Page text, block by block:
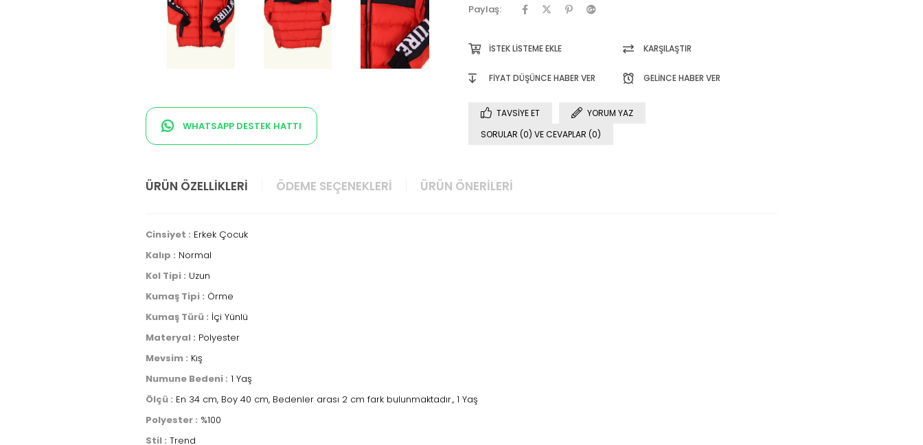
WHATSAPP DESTEK HATTI
Paylaş:
İSTEK LISTEME EKLE KARŞILAŞTIR
FIYAT DÜŞÜNCE HABER VER GELINCE HABER VER
TAVSIYE ET
YORUM YAZ
SORULAR (0) VE CEVAPLAR (0)
ÜRÜN ÖZELLIKLERI ÖDEME SEÇENEKLERI ÜRÜN ÖNERILERI
Cinsiyet : Erkek Çocuk
Kalıp : Normal
Kol Tipi : Uzun
Kumaş Tipi : Örme
Kumaş Türü : İçi Yünlü
Materyal : Polyester
Mevsim : Kış
Numune Bedeni : 1 Yaş
Ölçü : En 34 cm, Boy 40 cm, Bedenler arası 2 cm fark bulunmaktadır., 1 Yaş
Polyester : %100
Stil : Trend